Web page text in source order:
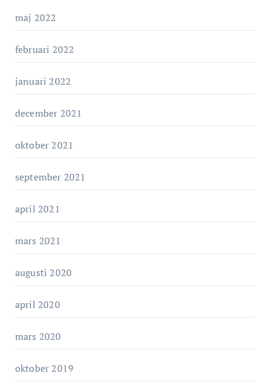
maj 2022
februari 2022
januari 2022
december 2021
oktober 2021
september 2021
april 2021
mars 2021
augusti 2020
april 2020
mars 2020
oktober 2019